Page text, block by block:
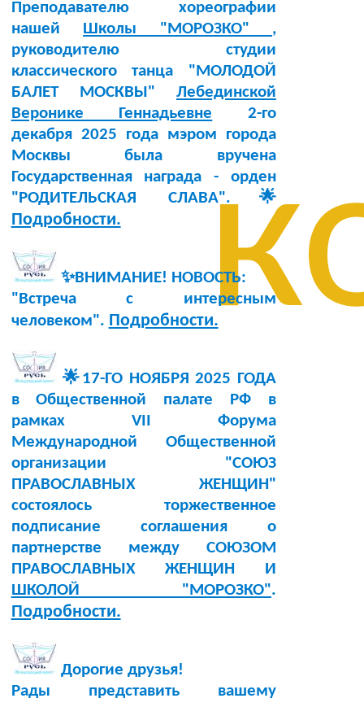
Преподавателю хореографии
нашей Школы "МОРОЗКО" ,
руководителю студии
классического танца "МОЛОДОЙ
БАЛЕТ МОСКВЫ" Лебединской
Веронике Геннадьевне 2-го
декабря 2025 года мэром города
Москвы была вручена
Государственная награда - орден
"РОДИТЕЛЬСКАЯ СЛАВА".🌟
Подробности.
✨ВНИМАНИЕ! НОВОСТЬ:
"Встреча с интересным
человеком". Подробности.
🌟17-ГО НОЯБРЯ 2025 ГОДА
в Общественной палате РФ в
рамках VII Форума
Международной Общественной
организации "СОЮЗ
ПРАВОСЛАВНЫХ ЖЕНЩИН"
состоялось торжественное
подписание соглашения о
партнерстве между СОЮЗОМ
ПРАВОСЛАВНЫХ ЖЕНЩИН И
ШКОЛОЙ "МОРОЗКО".
Подробности.
Дорогие друзья!
Рады представить вашему